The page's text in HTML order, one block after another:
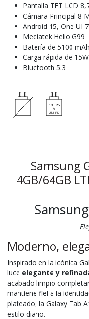
Pantalla TFT LCD
Cámara Principal 8
Android 15, One UI 7
Mediatek Helio G99
Batería de 5100 mAh
Carga rápida de 15W
Bluetooth 5.3
Samsung
4GB/64GB
Moderno,
Inspirado en la icónica
luce elegante y
acabado limpio
mantiene fiel a la
plateado, la Galaxy Tab
estilo diario.